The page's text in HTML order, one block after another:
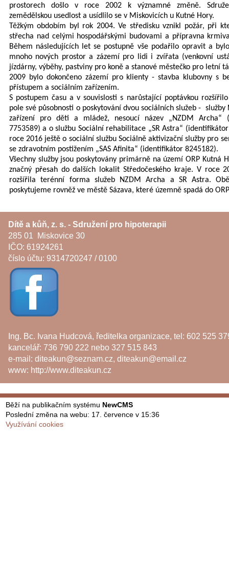
prostorech došlo v roce 2002 k významné změně.
zemědělskou usedlost a usídlilo se v Miskovicích u Kutné Hory.
Těžkým obdobím byl rok 2004. Ve středisku vznikl požár, při
střecha nad celými hospodářskými budovami a přípravna
Během následujících let se postupně vše podařilo opravit a
mnoho nových prostor a zázemí pro lidi i zvířata (venkovní
jízdárny, výběhy, pastviny pro koně a stanové městečko pro letní
2009 bylo dokončeno zázemí pro klienty - stavba klubovny s
přístupem a sociálním zařízením.
S postupem času a v souvislosti s narůstající poptávkou
pole své působnosti o poskytování dvou sociálních služeb - služby
zařízení pro děti a mládež, nesoucí název „NZDM Archa“
7753589) a o službu Sociální rehabilitace „SR Astra“
roce 2016 ještě o sociální službu Sociálně aktivizační služby pro
se zdravotním postižením „SAS Afinita“ (identifikátor 8245182).
Všechny služby jsou poskytovány primárně na území ORP Kutná
značný přesah do dalších lokalit Středočeského kraje. V roce
rozšířila terénní forma služeb NZDM Archa a SR Astra.
poskytujeme rovněž ve městě Sázava, které územně spadá do
Dítě a kůň, z. s. - Sdružení pro hipoterapii
285 01 Miskovice 30
IČO: 61924261
číslo účtu: 9314720247 / 0100
Ing. Bc. Ivana Hudcová, ředitelka organizace, tel: 602 525
kancelář: 736 790 222 nebo 327 515 843
e-mail: diteakun@seznam.cz, diteakun@email.cz
www: http://www.diteakun.cz
Běží na publikačním systému NewCMS
Poslední změna na webu: 17. července v 15:36
Využívání cookies